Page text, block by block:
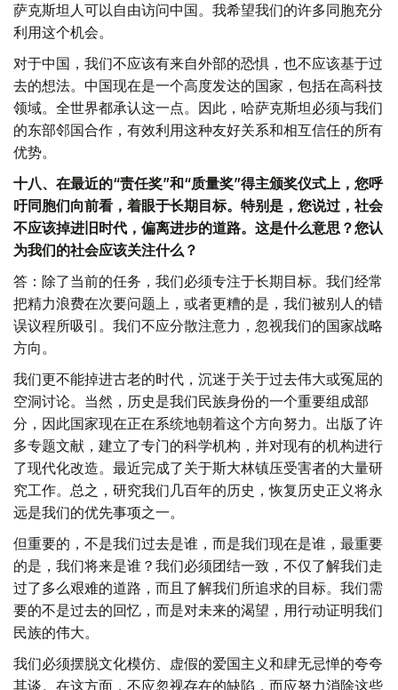
萨克斯坦人可以自由访问中国。我希望我们的许多同胞充分
利用这个机会。
对于中国，我们不应该有来自外部的恐惧，也不应该基于过
去的想法。中国现在是一个高度发达的国家，包括在高科技
领域。全世界都承认这一点。因此，哈萨克斯坦必须与我们
的东部邻国合作，有效利用这种友好关系和相互信任的所有
优势。
十八、在最近的“责任奖”和“质量奖”得主颁奖仪式上，您呼
吁同胞们向前看，着眼于长期目标。特别是，您说过，社会
不应该掉进旧时代，偏离进步的道路。这是什么意思？您认
为我们的社会应该关注什么？
答：除了当前的任务，我们必须专注于长期目标。我们经常
把精力浪费在次要问题上，或者更糟的是，我们被别人的错
误议程所吸引。我们不应分散注意力，忽视我们的国家战略
方向。
我们更不能掉进古老的时代，沉迷于关于过去伟大或冤屈的
空洞讨论。当然，历史是我们民族身份的一个重要组成部
分，因此国家现在正在系统地朝着这个方向努力。出版了许
多专题文献，建立了专门的科学机构，并对现有的机构进行
了现代化改造。最近完成了关于斯大林镇压受害者的大量研
究工作。总之，研究我们几百年的历史，恢复历史正义将永
远是我们的优先事项之一。
但重要的，不是我们过去是谁，而是我们现在是谁，最重要
的是，我们将来是谁？我们必须团结一致，不仅了解我们走
过了多么艰难的道路，而且了解我们所追求的目标。我们需
要的不是过去的回忆，而是对未来的渴望，用行动证明我们
民族的伟大。
我们必须摆脱文化模仿、虚假的爱国主义和肆无忌惮的夸夸
其谈。在这方面，不应忽视存在的缺陷，而应努力消除这些